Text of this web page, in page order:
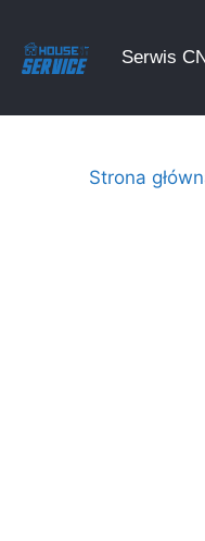
Serwis
Strona